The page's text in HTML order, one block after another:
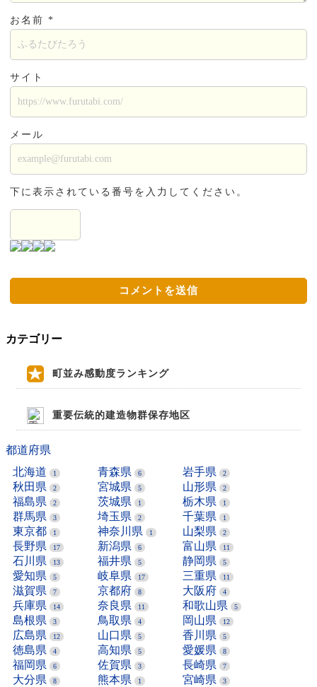
お名前 *
サイト
メール
下に表示されている番号を入力してください。
カテゴリー
町並み感動度ランキング
重要伝統的建造物群保存地区
都道府県
北海道
1 青森県 6 岩手県 2
秋田県 2 宮城県 5 山形県 2
福島県 2 茨城県 1 栃木県 1
群馬県 3 埼玉県 2 千葉県 1
東京都 1 神奈川県 1 山梨県 2
長野県 17 新潟県 6 富山県 11
石川県 13 福井県 5 静岡県 5
愛知県 5 岐阜県 17 三重県 11
滋賀県 7 京都府 8 大阪府 4
兵庫県 14 奈良県 11 和歌山県 5
島根県 3 鳥取県 4 岡山県 12
広島県 12 山口県 5 香川県 5
徳島県 4 高知県 5 愛媛県 8
福岡県 6 佐賀県 3 長崎県 7
大分県 8 熊本県 1 宮崎県 3